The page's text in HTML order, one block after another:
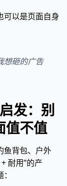
可以是页面自身
想砸的广告
发：别
值不值
鱼背包、户外
耐用”的产